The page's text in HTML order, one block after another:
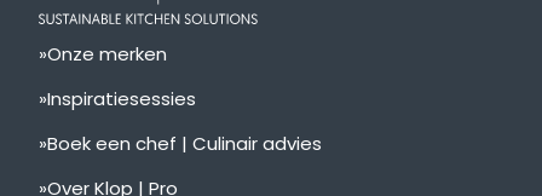
Onze merken
Inspiratiesessies
Boek een chef | Culinair advies
Over Klop | Pro